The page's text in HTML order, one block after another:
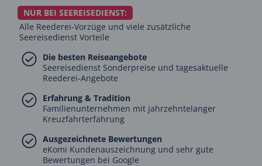
NUR BEI SEEREISEDIENST:
Alle Reederei-Vorzüge und viele zusätzliche
Seereisedienst Vorteile
Die besten Reiseangebote
Seereisedienst Sonderpreise und tagesaktuelle
Reederei-Angebote
Erfahrung & Tradition
Familienunternehmen mit jahrzehntelanger
Kreuzfahrterfahrung
Ausgezeichnete Bewertungen
eKomi Kundenauszeichnung und sehr gute
Bewertungen bei Google